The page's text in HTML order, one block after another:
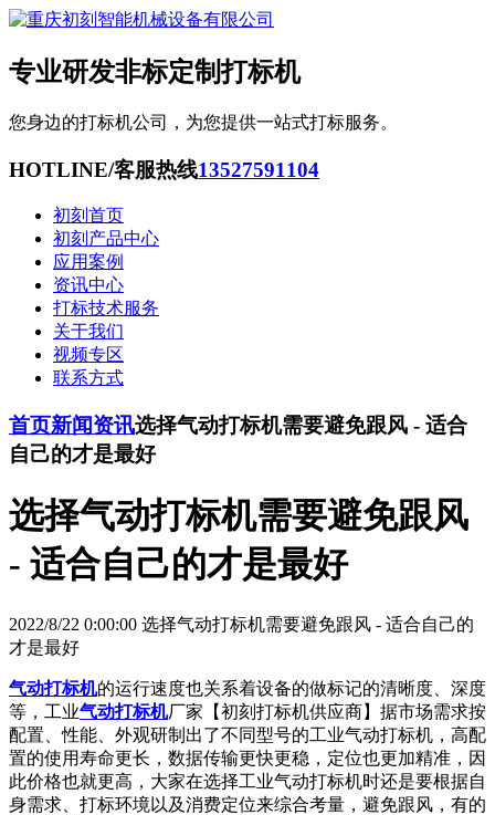
专业研发非标定制打标机
您身边的打标机公司，为您提供一站式打标服务。
HOTLINE/客服热线13527591104
初刻首页
初刻产品中心
应用案例
资讯中心
打标技术服务
关于我们
视频专区
联系方式
首页新闻资讯选择气动打标机需要避免跟风 - 适合
自己的才是最好
选择气动打标机需要避免跟风
- 适合自己的才是最好
2022/8/22 0:00:00 选择气动打标机需要避免跟风 - 适合自己的
才是最好
气动打标机的运行速度也关系着设备的做标记的清晰度、深度
等，工业气动打标机厂家【初刻打标机供应商】据市场需求按
配置、性能、外观研制出了不同型号的工业气动打标机，高配
置的使用寿命更长，数据传输更快更稳，定位也更加精准，因
此价格也就更高，大家在选择工业气动打标机时还是要根据自
身需求、打标环境以及消费定位来综合考量，避免跟风，有的